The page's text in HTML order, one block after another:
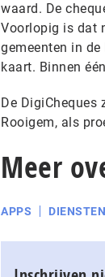
waard. De
Voorlopig is dat
gemeenten in
kaart. Binnen
De DigiCheques
Rooigem, als
Meer
APPS DIENSTEN